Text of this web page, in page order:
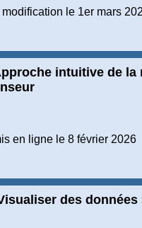
le 1er mars
intuitive de la
en ligne le 8 février 2026
des données